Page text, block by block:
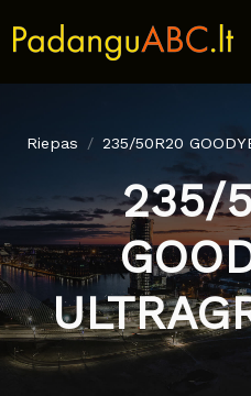
Riepas 235/50R20
235/